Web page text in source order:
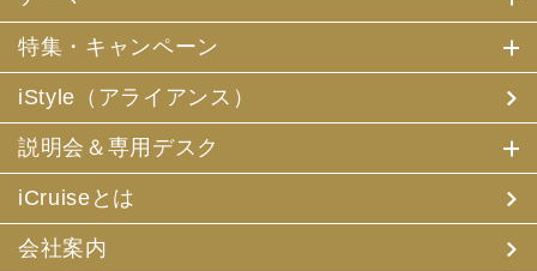
個人情報について、本人確認、本人との連絡その他、採
す。
3. お客様個人情報の第三者への提供
(1) 当社は、お申込みいただいた旅行サービスの手配及び
それらのサービスの受領のための手続に必要な範囲内、ま
保険の手続き上必要な範囲内で、それら運送・宿泊機関、
保険会社等に対し、お客様の氏名、性別、年齢、住所、電
話番号またはメールアドレス、パスポート番号、クレジッ
トカード番号を電磁的方法等で送付することにより提供い
特集・キャンペーン
iStyle（アライアンス）
説明会＆専用デスク
iCruiseとは
会社案内